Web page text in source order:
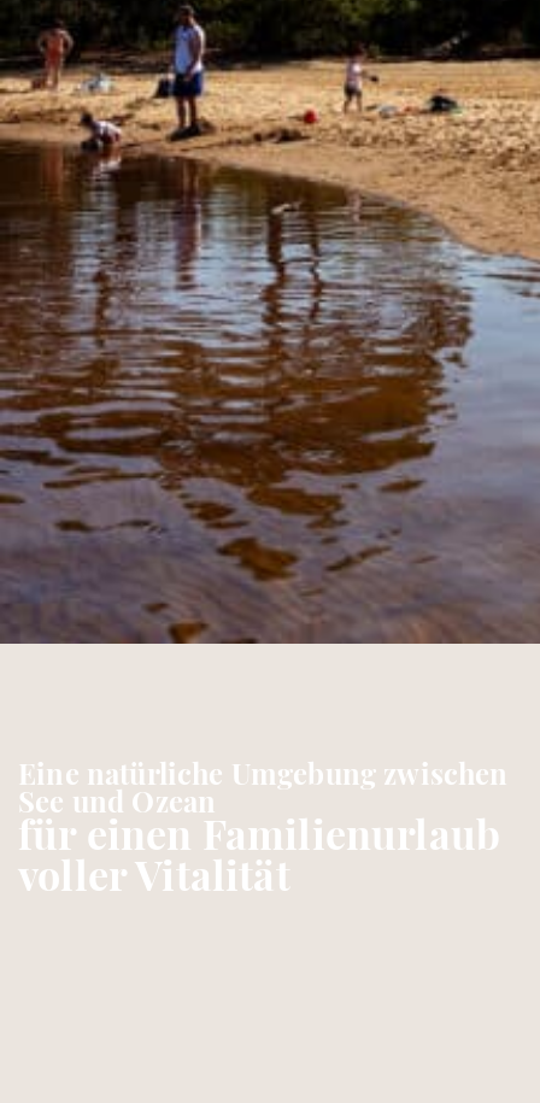
Eine natürliche Umgebung zwischen
See und Ozean
für einen Familienurlaub
voller Vitalität